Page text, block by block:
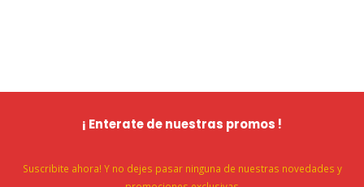
¡ Enterate de nuestras promos !
Suscribite ahora! Y no dejes pasar ninguna de nuestras novedades y